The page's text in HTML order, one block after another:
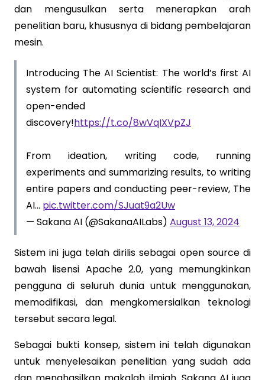
dan mengusulkan serta menerapkan arah
penelitian baru, khususnya di bidang pembelajaran
mesin.
Introducing The AI Scientist: The world’s first AI
system for automating scientific research and
open-ended
discovery!https://t.co/8wVqIXVpZJ
From ideation, writing code, running
experiments and summarizing results, to writing
entire papers and conducting peer-review, The
AI… pic.twitter.com/SJuat9a2Uw
— Sakana AI (@SakanaAILabs) August 13, 2024
Sistem ini juga telah dirilis sebagai open source di
bawah lisensi Apache 2.0, yang memungkinkan
pengguna di seluruh dunia untuk menggunakan,
memodifikasi, dan mengkomersialkan teknologi
tersebut secara legal.
Sebagai bukti konsep, sistem ini telah digunakan
untuk menyelesaikan penelitian yang sudah ada